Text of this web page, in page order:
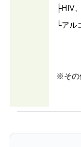
├HIV
└アル
※その